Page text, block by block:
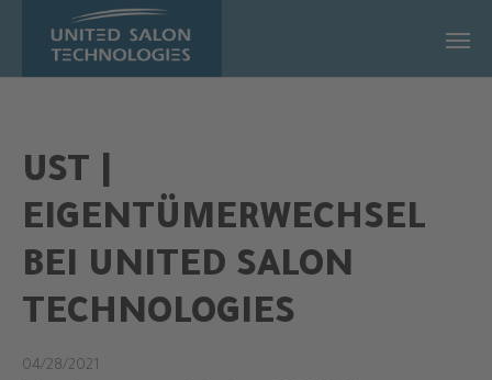
Zum Hauptinhalt springen
UST |
EIGENTÜMERWECHSEL
BEI UNITED SALON
TECHNOLOGIES
04/28/2021